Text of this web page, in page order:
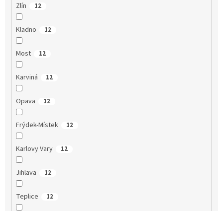
Zlín 12
Kladno 12
Most 12
Karviná 12
Opava 12
Frýdek-Místek 12
Karlovy Vary 12
Jihlava 12
Teplice 12